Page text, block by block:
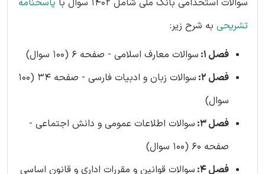
سوالات استخدامی بانک ملی شامل 1402 سوال با
پاسخنامه
تشریحی به شرح زیر:
فصل 1:
سوالات معارف اسلامی - صفحه 6 (100 سوال)
فصل 2:
سوالات زبان و ادبیات فارسی - صفحه 34 (100
سوال)
فصل 3:
سوالات اطلاعات عمومی و دانش اجتماعی -
صفحه 60 (100 سوال)
فصل 4:
سوالات قوانین و مقررات اداری و قانون اساسی